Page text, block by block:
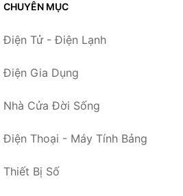
CHUYÊN MỤC
Điện Tử - Điện Lạnh
Điện Gia Dụng
Nhà Cửa Đời Sống
Điện Thoại - Máy Tính Bảng
Thiết Bị Số